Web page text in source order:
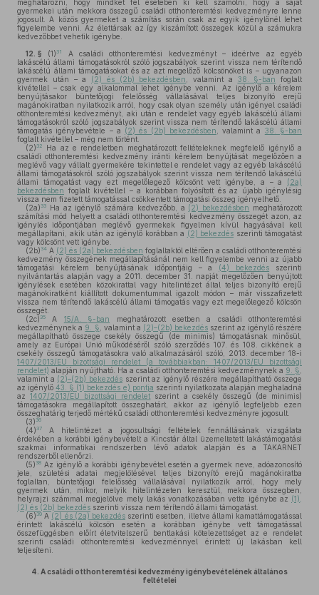
meghatározni, hogy mindkét fél esetében ki kell számolni, hogy a saját
gyermekei után mekkora összegű családi otthonteremtési kedvezményre lenne
jogosult. A közös gyermeket a számítás során csak az egyik igénylőnél lehet
figyelembe venni. Az élettársak az így kiszámított összegek közül a számukra
kedvezőbbet vehetik igénybe.
12. § (1)31
A családi otthonteremtési kedvezményt – ideértve az egyéb
lakáscélú állami támogatásokról szóló jogszabályok szerint vissza nem térítendő
lakáscélú állami támogatásokat és az azt megelőző kölcsönöket is – ugyanazon
gyermek után – a (2) és (2b) bekezdésben , valamint a 38. §-ban
foglalt
kivétellel – csak egy alkalommal lehet igénybe venni. Az igénylő a kérelem
benyújtásakor büntetőjogi felelősség vállalásával teljes bizonyító erejű
magánokiratban nyilatkozik arról, hogy csak olyan személy után igényel családi
otthonteremtési kedvezményt, aki után e rendelet vagy egyéb lakáscélú állami
támogatásokról szóló jogszabályok szerint vissza nem térítendő lakáscélú állami
támogatás igénybevétele – a (2) és (2b) bekezdésben , valamint a 38. §-ban
foglalt kivétellel – még nem történt.
(2) 32
Ha az e rendeletben meghatározott feltételeknek megfelelő igénylő a
családi otthonteremtési kedvezmény iránti kérelem benyújtását megelőzően a
meglévő vagy vállalt gyermekére tekintettel e rendelet vagy az egyéb lakáscélú
állami támogatásokról szóló jogszabályok szerint vissza nem térítendő lakáscélú
állami támogatást vagy ezt megelőlegező kölcsönt vett igénybe, a – a (2a)
bekezdésben foglalt kivétellel – a korábban folyósított és az újabb igénylésig
vissza nem fizetett támogatással csökkentett támogatási összeg igényelhető.
(2a) 33 Ha az igénylő számára kedvezőbb, a (2) bekezdésben meghatározott
számítási mód helyett a családi otthonteremtési kedvezmény összegét azon, az
igénylés időpontjában meglévő gyermekek figyelmen kívül hagyásával kell
megállapítani, akik után az igénylő korábban a (2) bekezdés szerinti támogatást
vagy kölcsönt vett igénybe.
(2b) 34 A (2) és (2a) bekezdésben foglaltaktól eltérően a családi otthonteremtési
kedvezmény összegének megállapításánál nem kell figyelembe venni az újabb
támogatási kérelem benyújtásának időpontjáig – a (4) bekezdés szerinti
nyilvántartás alapján vagy a 2011. december 31. napját megelőzően benyújtott
igénylések esetében közokirattal vagy hitelintézet által teljes bizonyító erejű
magánokiratként kiállított dokumentummal igazolt módon – már visszafizetett
vissza nem térítendő lakáscélú állami támogatás vagy ezt megelőlegező kölcsön
összegét.
(2c) 35 A 15/A. §-ban meghatározott esetben a családi otthonteremtési
kedvezménynek a 9. § , valamint a (2)–(2b) bekezdés szerint az igénylő részére
megállapítható összege csekély összegű (de minimis) támogatásnak minősül,
amely az Európai Unió működéséről szóló szerződés 107. és 108. cikkének a
csekély összegű támogatásokra való alkalmazásáról szóló, 2013. december 18-i
1407/2013/EU bizottsági rendelet (a továbbiakban: 1407/2013/EU bizottsági
rendelet) alapján nyújtható. Ha a családi otthonteremtési kedvezménynek a 9. §
valamint a (2)–(2b) bekezdés szerint az igénylő részére megállapítható összege
az igénylő43. § (1) bekezdés e) pontja szerinti nyilatkozata alapján meghaladná
az1407/2013/EU bizottsági rendelet szerint a csekély összegű (de minimis)
támogatásokra megállapított összeghatárt, akkor az igénylő legfeljebb ezen
összeghatárig terjedő mértékű családi otthonteremtési kedvezményre jogosult.
(3) 36
(4) 37
A hitelintézet a jogosultsági feltételek fennállásának vizsgálata
érdekében a korábbi igénybevételt a Kincstár által üzemeltetett lakástámogatási
szakmai informatikai rendszerben lévő adatok alapján és a TAKARNET
rendszerből ellenőrzi.
(5) 38 Az igénylő a korábbi igénybevétel esetén a gyermek neve, adóazonosító
jele, születési adatai megjelölésével teljes bizonyító erejű magánokiratba
foglaltan, büntetőjogi felelősség vállalásával nyilatkozik arról, hogy mely
gyermek után, mikor, melyik hitelintézeten keresztül, mekkora összegben,
helyrajzi számmal megjelölve mely lakás vonatkozásában vette igénybe az (1),
(2) és (2b) bekezdés szerinti vissza nem térítendő állami támogatást.
(6) 39 A (2) és (2a) bekezdés szerinti esetben, illetve állami kamattámogatással
érintett lakáscélú kölcsön esetén a korábban igénybe vett támogatással
összefüggésben előírt életvitelszerű bentlakási kötelezettséget az e rendelet
szerinti családi otthonteremtési kedvezménnyel érintett új lakásban kell
teljesíteni.
4. A családi otthonteremtési kedvezmény igénybevételének általános
feltételei